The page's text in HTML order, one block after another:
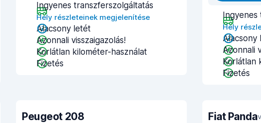
Ingyenes transzferszolgáltatás
Hely részleteinek megjelenítése
Alacsony letét
Azonnali visszaigazolás!
Korlátlan kilométer-használat
Fizetés
Ingyenes
Hely
Alacsony
Azonnali
Korlátlan
Fizetés
Peugeot 208 Fiat Panda